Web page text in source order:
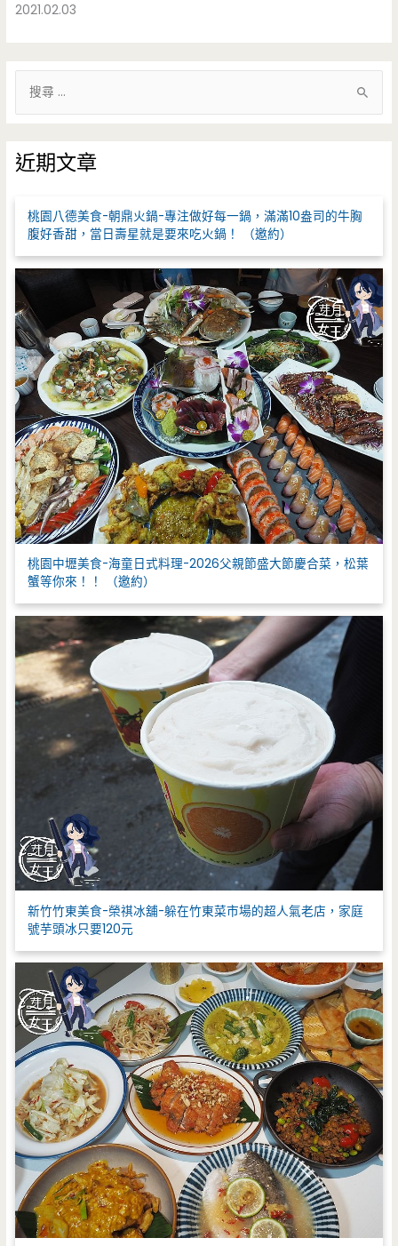
2021.02.03
鍵
字
近期文章
桃園八德美食-朝鼎火鍋-專注做好每一鍋，滿滿10盎司的牛胸
腹好香甜，當日壽星就是要來吃火鍋！ （邀約）
桃園中壢美食-海童日式料理-2026父親節盛大節慶合菜，松葉
蟹等你來！！ （邀約）
新竹竹東美食-榮祺冰舖-躲在竹東菜市場的超人氣老店，家庭
號芋頭冰只要120元